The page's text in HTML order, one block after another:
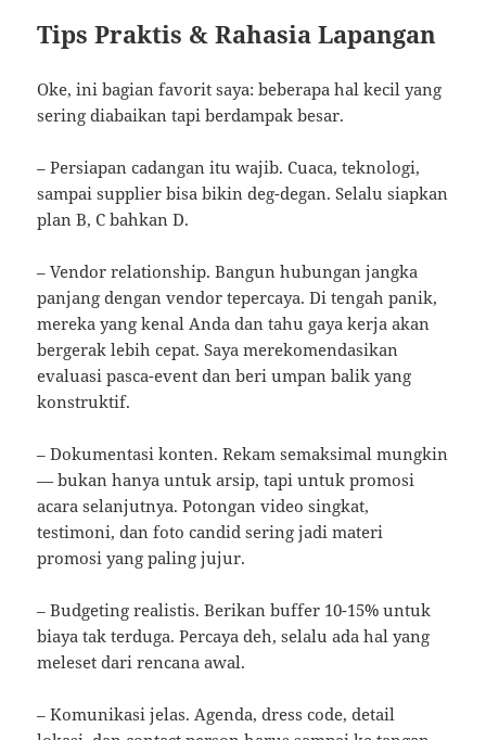
Tips Praktis & Rahasia Lapangan
Oke, ini bagian favorit saya: beberapa hal kecil yang
sering diabaikan tapi berdampak besar.
– Persiapan cadangan itu wajib. Cuaca, teknologi,
sampai supplier bisa bikin deg-degan. Selalu siapkan
plan B, C bahkan D.
– Vendor relationship. Bangun hubungan jangka
panjang dengan vendor tepercaya. Di tengah panik,
mereka yang kenal Anda dan tahu gaya kerja akan
bergerak lebih cepat. Saya merekomendasikan
evaluasi pasca-event dan beri umpan balik yang
konstruktif.
– Dokumentasi konten. Rekam semaksimal mungkin
— bukan hanya untuk arsip, tapi untuk promosi
acara selanjutnya. Potongan video singkat,
testimoni, dan foto candid sering jadi materi
promosi yang paling jujur.
– Budgeting realistis. Berikan buffer 10-15% untuk
biaya tak terduga. Percaya deh, selalu ada hal yang
meleset dari rencana awal.
– Komunikasi jelas. Agenda, dress code, detail